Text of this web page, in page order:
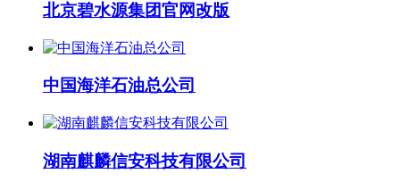
北京碧水源集团官网改版
中国海洋石油总公司
湖南麒麟信安科技有限公司